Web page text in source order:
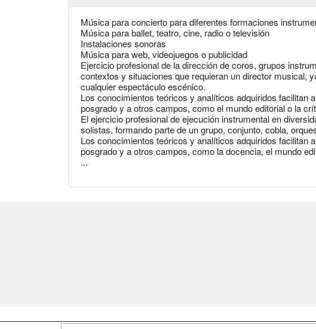
Música para concierto para diferentes formaciones
Música para ballet, teatro, cine, radio o televisión
Instalaciones sonoras
Música para web, videojuegos o publicidad
Ejercicio profesional de la dirección de coros, grupos
contextos y situaciones que requieran un director musical,
cualquier espectáculo escénico.
Los conocimientos teóricos y analíticos adquiridos facilitan
posgrado y a otros campos, como el mundo editorial o la
El ejercicio profesional de ejecución instrumental en
solistas, formando parte de un grupo, conjunto, cobla,
Los conocimientos teóricos y analíticos adquiridos facilitan
posgrado y a otros campos, como la docencia, el mundo
...